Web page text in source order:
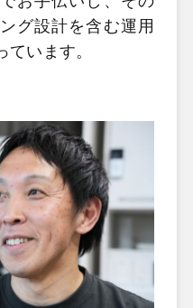
グ設計を含む運用
います。